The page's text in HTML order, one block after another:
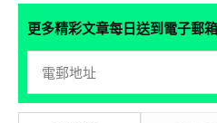
更多精彩文章每日送到電子郵箱